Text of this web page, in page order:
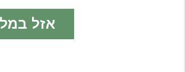
אזל